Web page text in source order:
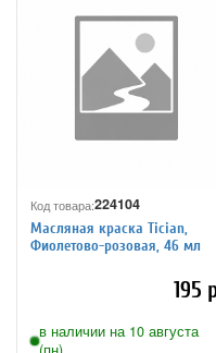
Код товара:224104
Масляная краска Tician,
Фиолетово-розовая, 46 мл
195
в наличии на 10 августа